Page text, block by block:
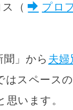
（ プロ
聞」から 夫婦
はスペース
います。